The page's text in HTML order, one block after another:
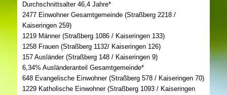
Durchschnittsalter 46,4 Jahre*
2477 Einwohner Gesamtgemeinde (Straßberg 2218 /
Kaiseringen 259)
1219 Männer (Straßberg 1086 / Kaiseringen 133)
1258 Frauen (Straßberg 1132/ Kaiseringen 126)
157 Ausländer (Straßberg 148 / Kaiseringen 9)
6,34% Ausländeranteil Gesamtgemeinde*
648 Evangelische Einwohner (Straßberg 578 / Kaiseringen 70)
1229 Katholische Einwohner (Straßberg 1093 / Kaiseringen